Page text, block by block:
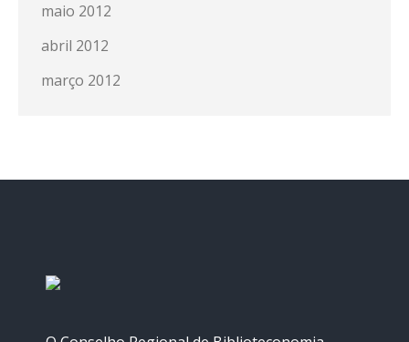
maio 2012
abril 2012
março 2012